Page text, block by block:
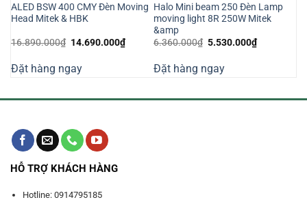
ALED BSW 400 CMY Đèn Moving
Head Mitek & HBK
16.890.000₫ Giá
16.890.000₫.
14.690.000₫Giá
hiện
14.690.000₫.
Đặt hàng ngay
Halo Mini beam 250 Đèn Lamp
moving light 8R 250W Mitek
&amp
6.360.000₫ Giá
6.360.000₫.
5.530.000₫Giá
hiện
Đặt hàng ngay
HỖ TRỢ KHÁCH HÀNG
Hotline: 0914795185